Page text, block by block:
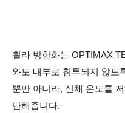
휠라 방한화는 OPTIMAX
와도 내부로 침투되지 않도
뿐만 아니라, 신체 온도를
단해줍니다.